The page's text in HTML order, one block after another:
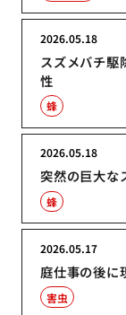
スズメバチ駆
性
2026.05.18
蜂
突然の巨大な
2026.05.18
蜂
庭仕事の後に
2026.05.17
害虫